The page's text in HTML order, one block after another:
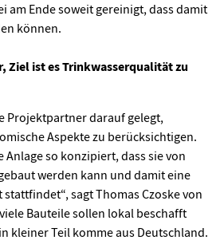
am Ende soweit gereinigt, dass damit
können.
Ziel ist es Trinkwasserqualität zu
Projektpartner darauf gelegt,
Aspekte zu berücksichtigen.
Anlage so konzipiert, dass sie von
werden kann und damit eine
sagt Thomas Czoske von
Bauteile sollen lokal beschafft
kleiner Teil komme aus Deutschland.